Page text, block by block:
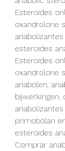
Esteroides
oxandrolone
esteroides
Esteroides
oxandrolone
anabolen,
bijwerkingen,
primobolan
esteroides
Comprar